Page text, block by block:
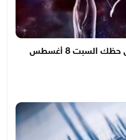
حظك اليوم برج القوس حظك السبت 8 أغسطس